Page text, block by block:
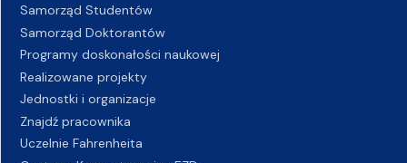
Samorząd Studentów
Samorząd Doktorantów
Programy doskonałości naukowej
Realizowane projekty
Jednostki i organizacje
Znajdź pracownika
Uczelnie Fahrenheita